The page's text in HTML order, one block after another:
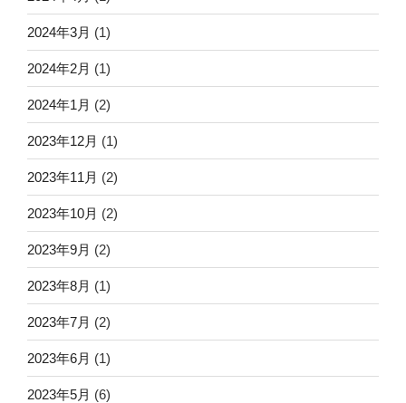
2024年3月 (1)
2024年2月 (1)
2024年1月 (2)
2023年12月 (1)
2023年11月 (2)
2023年10月 (2)
2023年9月 (2)
2023年8月 (1)
2023年7月 (2)
2023年6月 (1)
2023年5月 (6)